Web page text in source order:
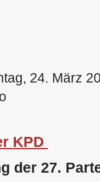
24. März
KPD